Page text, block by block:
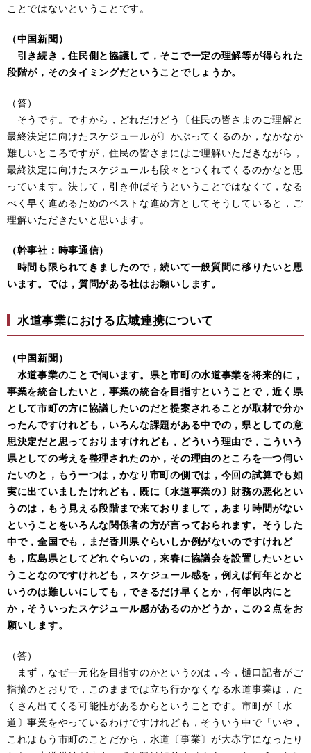
ことではないということです。
（中国新聞）
引き続き，住民側と協議して，そこで一定の理解等が得られた
段階が，そのタイミングだということでしょうか。
（答）
そうです。ですから，どれだけどう〔住民の皆さまのご理解と
最終決定に向けたスケジュールが〕かぶってくるのか，なかなか
難しいところですが，住民の皆さまにはご理解いただきながら，
最終決定に向けたスケジュールも段々とつくれてくるのかなと思
っています。決して，引き伸ばそうということではなくて，なる
べく早く進めるためのベストな進め方としてそうしていると，ご
理解いただきたいと思います。
（幹事社：時事通信）
時間も限られてきましたので，続いて一般質問に移りたいと思
います。では，質問がある社はお願いします。
水道事業における広域連携について
（中国新聞）
水道事業のことで伺います。県と市町の水道事業を将来的に，
事業を統合したいと，事業の統合を目指すということで，近く県
として市町の方に協議したいのだと提案されることが取材で分か
ったんですけれども，いろんな課題がある中での，県としての意
思決定だと思っておりますけれども，どういう理由で，こういう
県としての考えを整理されたのか，その理由のところを一つ伺い
たいのと，もう一つは，かなり市町の側では，今回の試算でも如
実に出ていましたけれども，既に〔水道事業の〕財務の悪化とい
うのは，もう見える段階まで来ておりまして，あまり時間がない
ということをいろんな関係者の方が言っておられます。そうした
中で，全国でも，まだ香川県ぐらいしか例がないのですけれど
も，広島県としてどれぐらいの，来春に協議会を設置したいとい
うことなのですけれども，スケジュール感を，例えば何年とかと
いうのは難しいにしても，できるだけ早くとか，何年以内にと
か，そういったスケジュール感があるのかどうか，この２点をお
願いします。
（答）
まず，なぜ一元化を目指すのかというのは，今，樋口記者がご
指摘のとおりで，このままでは立ち行かなくなる水道事業は，た
くさん出てくる可能性があるからということです。市町が〔水
道〕事業をやっているわけですけれども，そういう中で「いや，
これはもう市町のことだから，水道〔事業〕が大赤字になったり